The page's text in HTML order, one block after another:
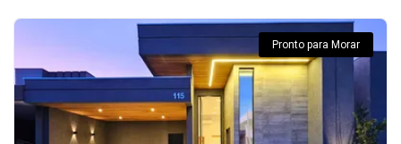
Pronto para Morar